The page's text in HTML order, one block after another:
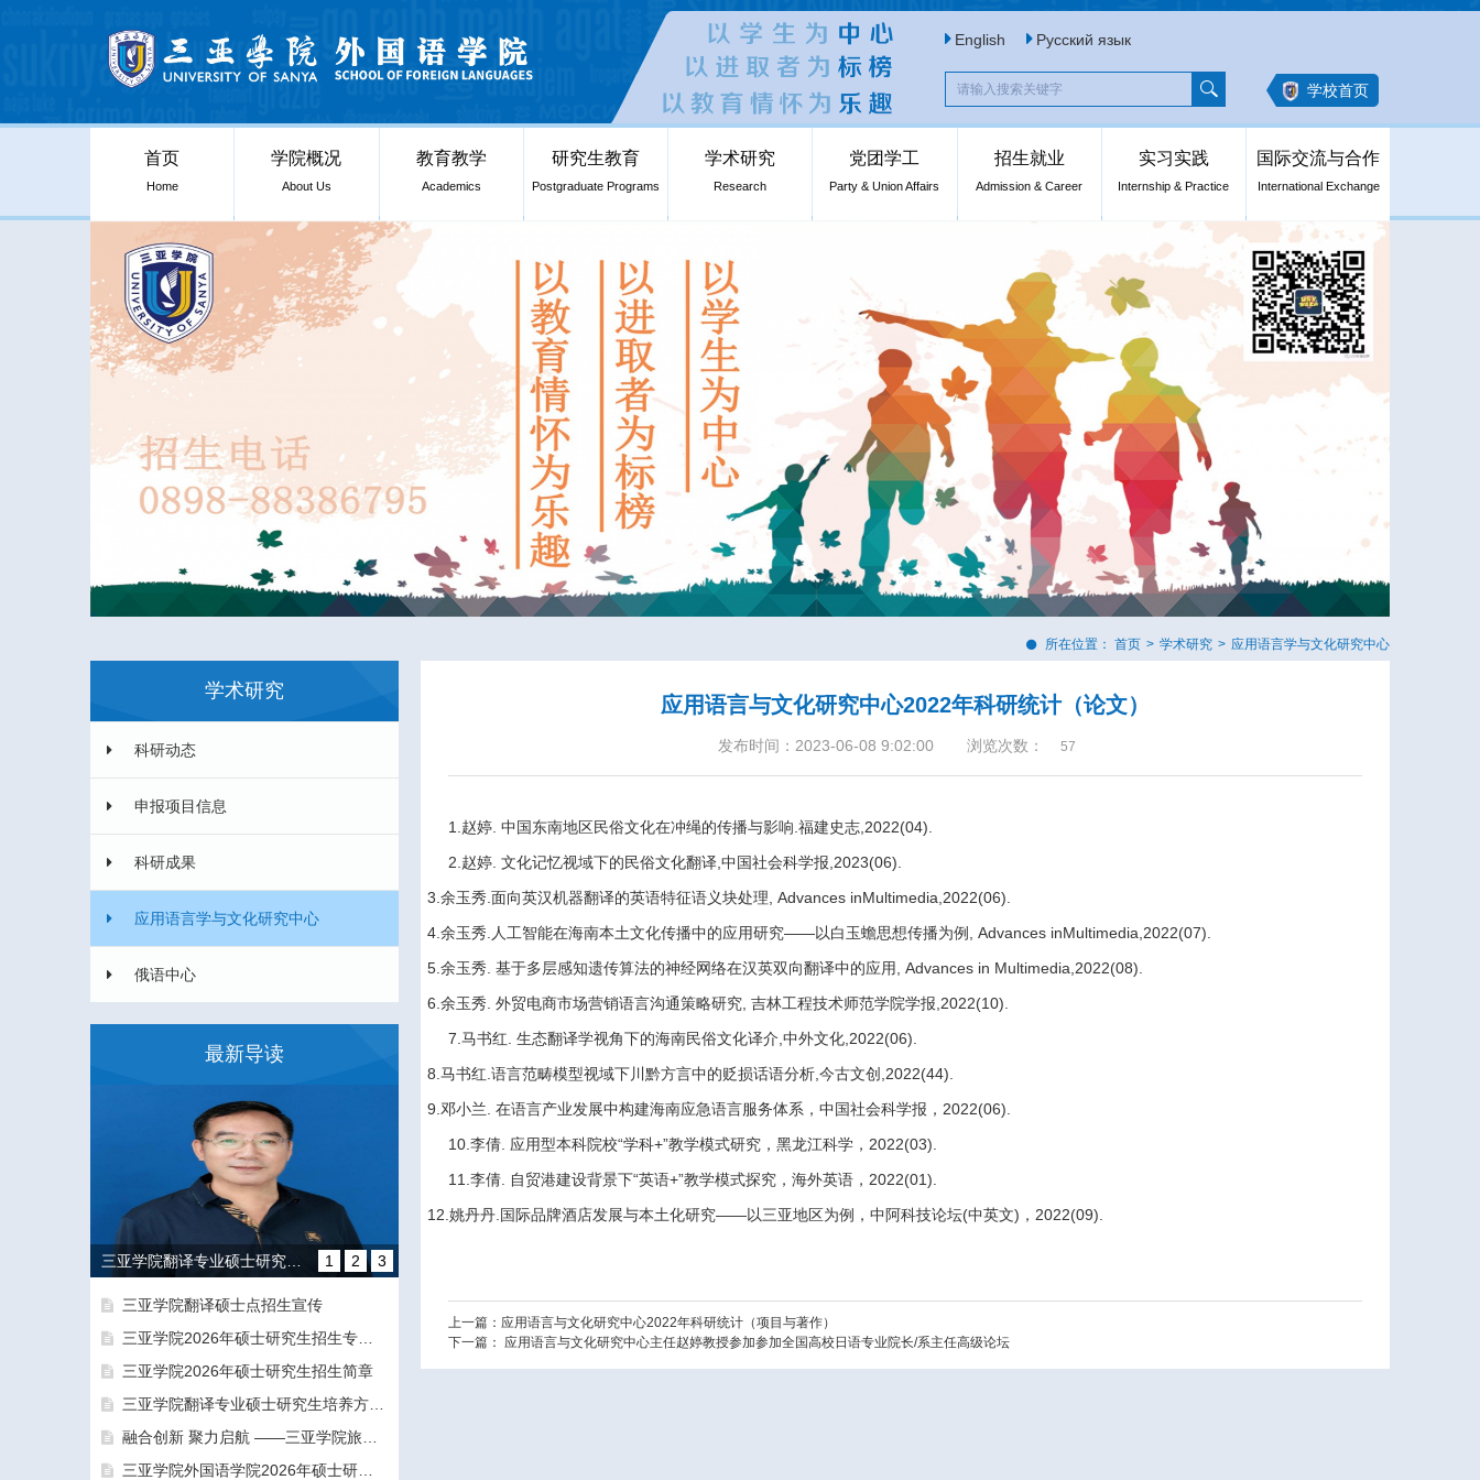
English Русский язык
学校首页
首页
Home
学院概况
About Us
教育教学
Academics
研究生教育
Postgraduate Programs
学术研究
Research
党团学工
Party & Union Affairs
招生就业
Admission & Career
实习实践
Internship & Practice
国际交流与合作
International Exchange
所在位置： 首页 > 学术研究 > 应用语言学与文化研究中心
学术研究
科研动态
申报项目信息
科研成果
应用语言学与文化研究中心
俄语中心
最新导读
1 2 3
三亚学院翻译硕士点招生宣传
三亚学院2026年硕士研究生招生专业目录及参考书目
三亚学院2026年硕士研究生招生简章
三亚学院翻译专业硕士研究生培养方向和导师团队介绍
融合创新 聚力启航 ——三亚学院旅游与大健康学院正式揭牌成立
三亚学院外国语学院2026年硕士研究生拟录取名单公示公告（一志愿）
应用语言与文化研究中心2022年科研统计（论文）
发布时间：2023-06-08 9:02:00 浏览次数： 57
1.赵婷 中国东南地区民俗文化在冲绳的传播与影响 福建史志 ,2022(04).
2.赵婷 文化记忆视域下的民俗文化翻译 中国社会科学报 ,2023(06).
3.余玉秀 .面向英汉机器翻译的英语特征语义块处理 Advances inMultimedia,2022(06).
4.余玉秀 人工智能在海南本土文化传播中的应用研究——以白玉蟾思想传播为例
Advances inMultimedia,2022(07).
5.余玉秀 基于多层感知遗传算法的神经网络在汉英双向翻译中的应用
Advances in Multimedia,2022(08).
6.余玉秀 外贸电商市场营销语言沟通策略研究 吉林工程技术师范学院学报 ,2022(10).
7.马书红 生态翻译学视角下的海南民俗文化译介 中外文化 ,2022(06).
8.马书红 .语言范畴模型视域下川黔方言中的贬损话语分析 ,今古文创 ,2022(44).
9.邓小兰 在语言产业发展中构建海南应急语言服务体系，中国社会科学报， 2022(06).
10.李倩 应用型本科院校“学科+”教学模式研究，黑龙江科学， 2022(03).
11.李倩
自贸港建设背景下“英语+”教学模式探究，海外英语， 2022(01).
12.姚丹丹 国际品牌酒店发展与本土化研究——以三亚地区为例，中阿科技论坛(中英文) ， 2022(09).
上一篇： 应用语言与文化研究中心2022年科研统计（项目与著作）
下一篇： 应用语言与文化研究中心主任赵婷教授参加参加全国高校日语专业院长/系主任高级论坛